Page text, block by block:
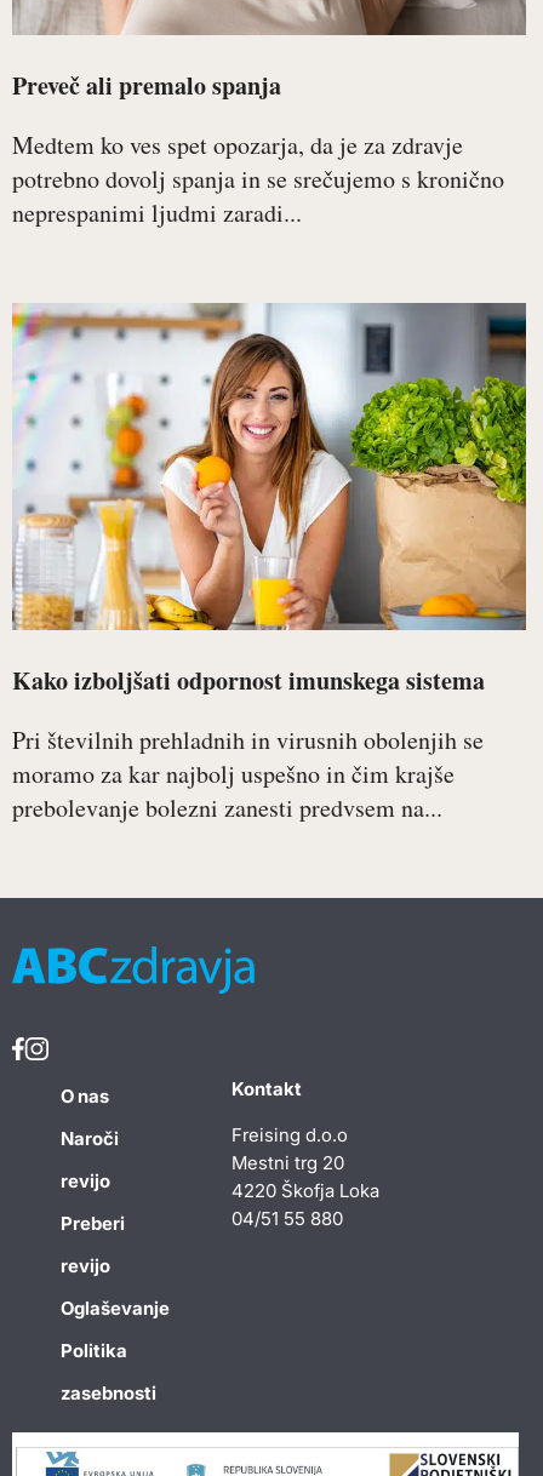
Preveč ali premalo spanja
Medtem ko ves spet opozarja, da je za zdravje
potrebno dovolj spanja in se srečujemo s kronično
neprespanimi ljudmi zaradi...
Kako izboljšati odpornost imunskega sistema
Pri številnih prehladnih in virusnih obolenjih se
moramo za kar najbolj uspešno in čim krajše
prebolevanje bolezni zanesti predvsem na...
O nas
Naroči
revijo
Preberi
revijo
Oglaševanje
Politika
zasebnosti
Kontakt
Freising d.o.o
Mestni trg 20
4220 Škofja Loka
04/51 55 880